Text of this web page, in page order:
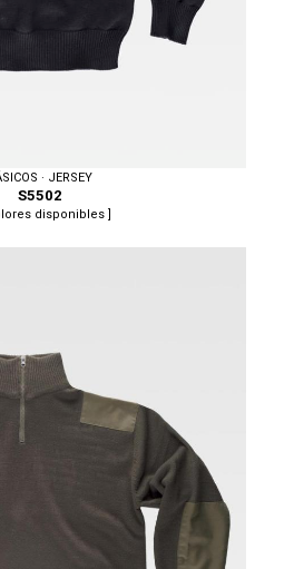
· JERSEY
S5502
disponibles ]